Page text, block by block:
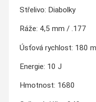
Střelivo: Diabolky
Ráže: 4,5 mm / .177
Úsťová rychlost: 180
Energie: 10 J
Hmotnost: 1680